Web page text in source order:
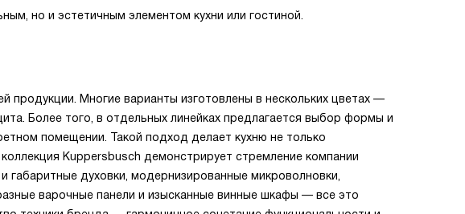
но и эстетичным элементом кухни или гостиной.
продукции. Многие варианты изготовлены в нескольких цветах —
Более того, в отдельных линейках предлагается выбор формы и
помещении. Такой подход делает кухню не только
Kuppersbusch демонстрирует стремление компании
габаритные духовки, модернизированные микроволновки,
варочные панели и изысканные винные шкафы — все это